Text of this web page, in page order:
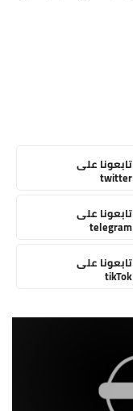
تابعونا على
twitter
تابعونا على
telegram
تابعونا على
tikTok